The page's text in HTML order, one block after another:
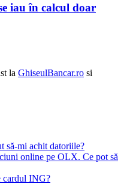
iau în calcul doar
la GhiseulBancar.ro si
să-mi achit datoriile?
online pe OLX. Ce pot să
cardul ING?